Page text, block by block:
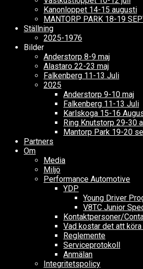
Kanonloppet 14-15 augusti
MANTORP PARK 18-19
Ställning
2025-1976
Bilder
Anderstorp 8-9 maj
Alastaro 22-23 maj
Falkenberg 11-13 Juli
2025
Anderstorp 9-10 maj
Falkenberg 11-13 Juli
Karlskoga 15-16
Ring Knutstorp 29-30
Mantorp Park 19-20
Partners
Om
Media
Miljö
Performance Automotive
YDP
Young Driver
V8TC Junior
Kontaktpersoner/
Vad kostar det att köra
Reglemente
Serviceprotokoll
Anmälan
Integritetspolicy